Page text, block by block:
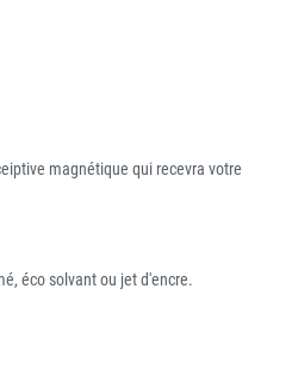
magnétique qui recevra votre
éco solvant ou jet d'encre.